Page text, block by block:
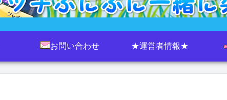
お問い合わせ ★運営者情報★